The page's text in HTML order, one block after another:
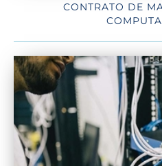
CONTRATO DE